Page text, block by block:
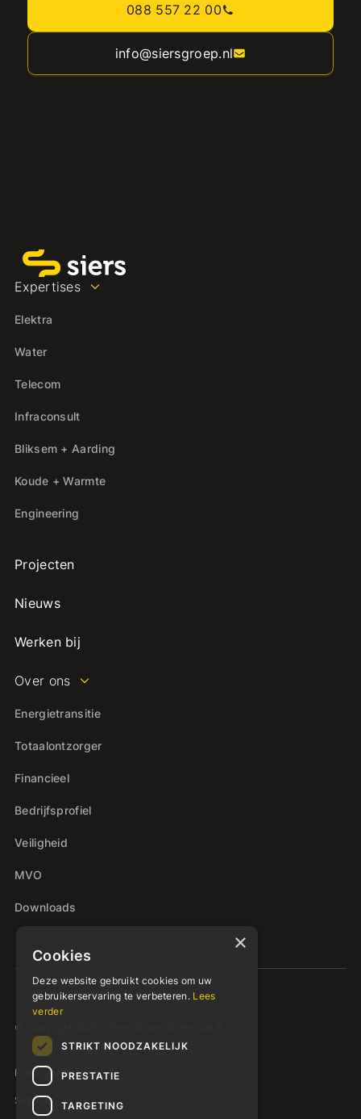
088 557 22 00
info@siersgroep.nl
Expertises
Elektra
Water
Telecom
Infraconsult
Bliksem + Aarding
Koude + Warmte
Engineering
Projecten
Nieuws
Werken bij
Over ons
Energietransitie
Totaalontzorger
Financieel
Bedrijfsprofiel
Veiligheid
MVO
Downloads
© Copyright 2026 - Siers Groep Oldenzaal B.V.
Privacyverklaring
Support
×
Cookies
Deze website gebruikt cookies om uw
gebruikerservaring te verbeteren. Lees
verder
STRIKT NOODZAKELIJK
PRESTATIE
TARGETING